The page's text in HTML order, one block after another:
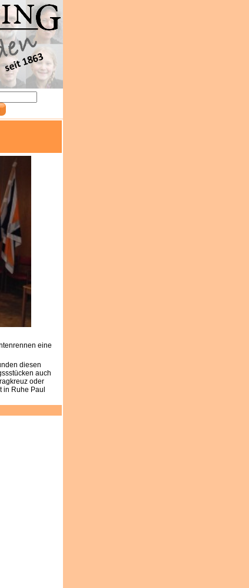
eine
diesen
auch
oder
Ruhe Paul